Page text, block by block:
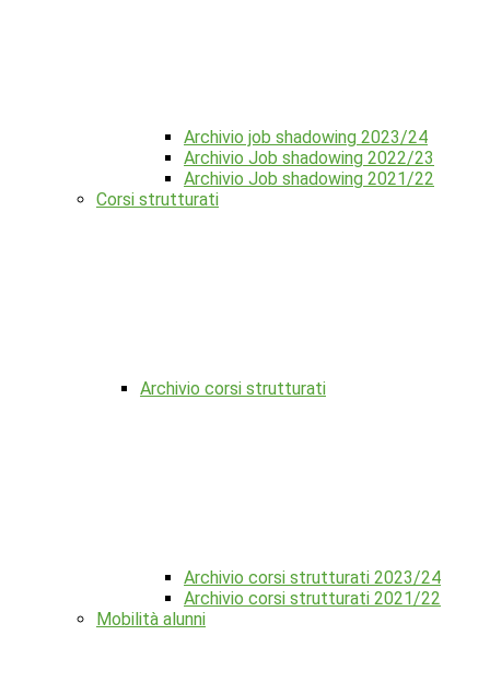
Archivio job shadowing 2023/24
Archivio Job shadowing 2022/23
Archivio Job shadowing 2021/22
Corsi strutturati
Archivio corsi strutturati
Archivio corsi strutturati 2023/24
Archivio corsi strutturati 2021/22
Mobilità alunni